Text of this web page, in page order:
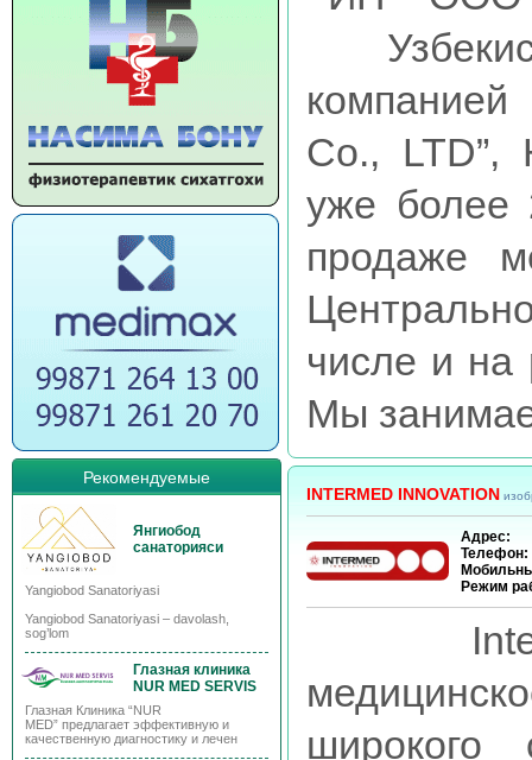
Рекомендуемые
Янгиобод
санаторияси
Yangiobod Sanatoriyasi
Yangiobod Sanatoriyasi – davolash,
sog’lom
Глазная клиника
NUR MED SERVIS
Глазная Клиника “NUR
MED” предлагает эффективную и
качественную диагностику и лечен
Co.,
уже более
продаже
числе и на
Мы
INTERMED INNOVATION
Адрес:
Телефон:
Режим